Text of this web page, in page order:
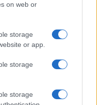
on web or
storage
or app.
storage
storage
Irán 7
tűzött